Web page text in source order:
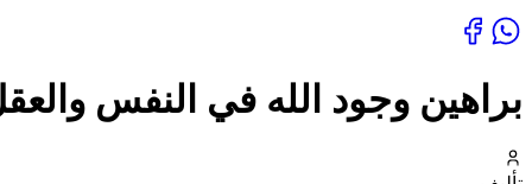
براهين وجود الله في النفس